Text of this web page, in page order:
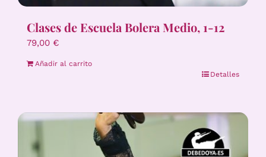
Clases de Escuela Bolera Medio, 1-12
79,00 €
Añadir al carrito
Detalles